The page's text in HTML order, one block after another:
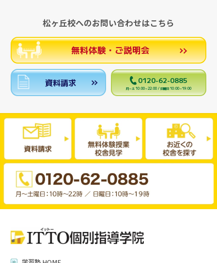
松ヶ丘校へのお問い合わせはこちら
無料体験・ご説明会
資料請求 0120-62-0885
月～土 10:00～22:00 / 日曜日 10:00～19:00